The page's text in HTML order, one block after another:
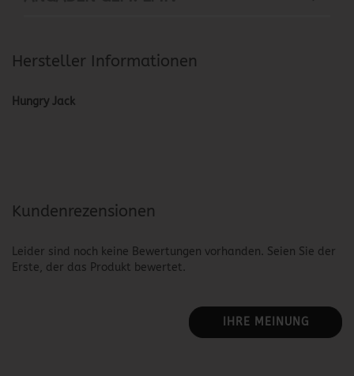
Hersteller Informationen
Hungry Jack
Kundenrezensionen
Leider sind noch keine Bewertungen vorhanden. Seien Sie der
Erste, der das Produkt bewertet.
IHRE MEINUNG